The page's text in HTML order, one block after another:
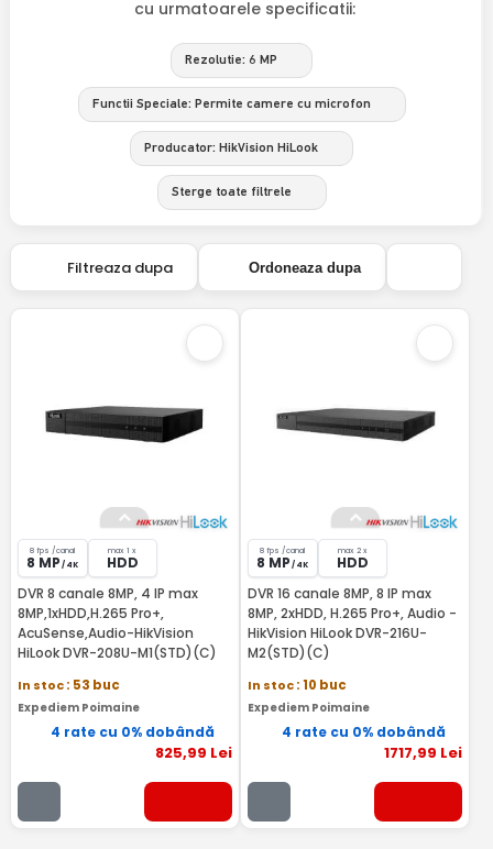
cu urmatoarele specificatii:
Rezolutie: 6 MP
Functii Speciale: Permite camere cu microfon
Producator: HikVision HiLook
Sterge toate filtrele
Filtreaza dupa Ordoneaza dupa
8 fps /canal
8 MP / 4K
max 1 x
HDD
DVR 8 canale 8MP, 4 IP max
8MP,1xHDD,H.265 Pro+,
AcuSense,Audio-HikVision
HiLook DVR-208U-M1(STD)(C)
In stoc: 53 buc
Expediem Poimaine
4 rate cu 0% dobândă
825,99 Lei
8 fps /canal
8 MP / 4K
max 2 x
HDD
DVR 16 canale 8MP, 8 IP max
8MP, 2xHDD, H.265 Pro+, Audio -
HikVision HiLook DVR-216U-
M2(STD)(C)
In stoc: 10 buc
Expediem Poimaine
4 rate cu 0% dobândă
1717,99 Lei